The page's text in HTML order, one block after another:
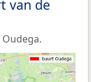
van de